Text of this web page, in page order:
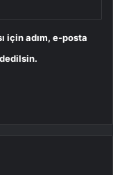
için adım, e-posta